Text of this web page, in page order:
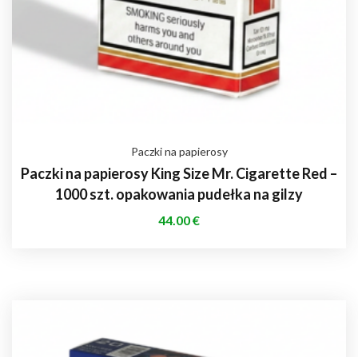
Paczki na papierosy
Paczki na papierosy King Size Mr. Cigarette Red –
1000 szt. opakowania pudełka na gilzy
44.00€